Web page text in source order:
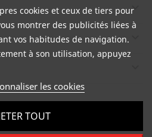
keyboard_arrow_down
keyboard_arrow_down

cookies et ceux de tiers pour
montrer des publicités liées à
vos habitudes de navigation.
à son utilisation, appuyez
les cookies
TOUT